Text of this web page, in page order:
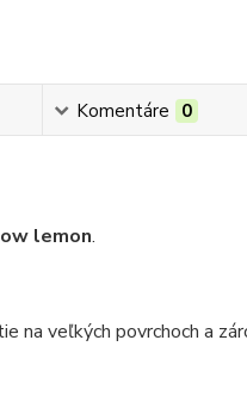
Komentáre 0
lemon.
na veľkých povrchoch a